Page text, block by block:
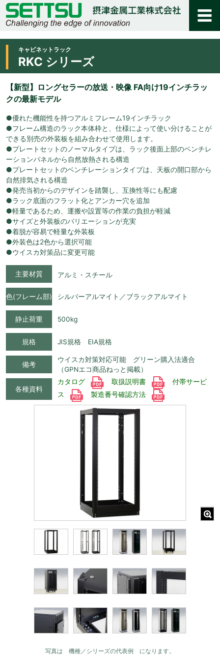
キャビネットラック
RKC シリーズ
【新型】ロングセラーの放送・映像 FA向け19インチラッ
クの最新モデル
●優れた機能性を持つアルミフレーム19インチラック
●フレーム構造のラック本体枠と、仕様によって使い分けることが
できる別売の外装板を組み合わせて使用します。
●プレートセットのノーマルタイプは、ラック後面上部のベンチレ
ーションパネルから自然放熱される構造
●プレートセットのベンチレーションタイプは、天板の開口部から
自然排気される構造
●発売当初からのデザインを踏襲し、互換性等にも配慮
●ラック底面のフラット化とアンカー穴を追加
●軽量であるため、運搬や設置等の作業の負担が軽減
●サイズと外装板のバリエーションが充実
●着脱が容易で軽量な外装板
●外装色は2色から選択可能
●ウイスカ対策品に変更可能
主要材質 アルミ・スチール
色(フレーム部) シルバーアルマイト／ブラックアルマイト
静止荷重 500kg
規格 JIS規格 EIA規格
備考
ウイスカ対策対応可能 グリーン購入法適合
（GPNエコ商品ねっと掲載）
各種資料
カタログ 取扱説明書
付帯サービ
ス
製造番号確認方法
写真は 機種／シリーズの代表例 になります。